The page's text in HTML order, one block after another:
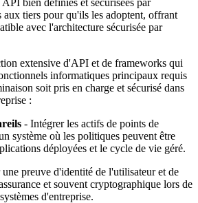
tiers pour qu'ils les adoptent, offrant
avec l'architecture sécurisée par
extensive d'API et de frameworks qui
informatiques principaux requis
soit pris en charge et sécurisé dans
:
- Intégrer les actifs de points de
système où les politiques peuvent être
déployées et le cycle de vie géré.
preuve d'identité de l'utilisateur et de
et souvent cryptographique lors de
d'entreprise.